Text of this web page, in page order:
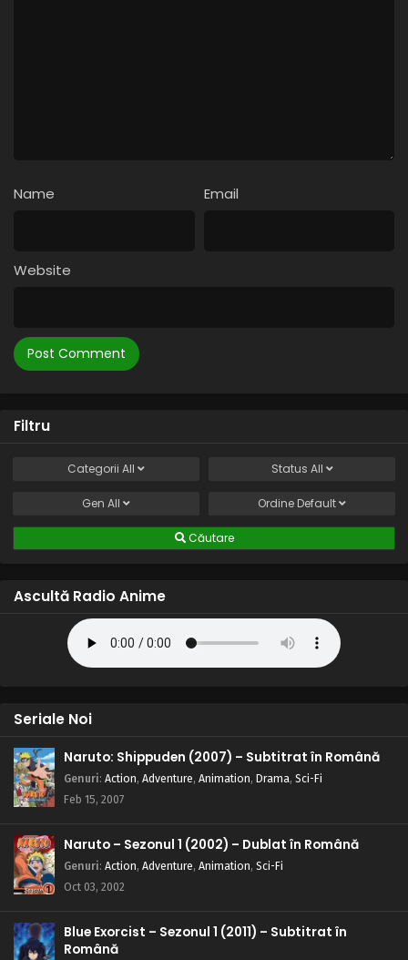
Name Email
Website
Filtru
Categorii All Status All
Gen All Ordine Default
Căutare
Ascultă Radio Anime
Seriale Noi
Naruto: Shippuden (2007) – Subtitrat în Română
Genuri: Action, Adventure, Animation, Drama, Sci-Fi
Feb 15, 2007
Naruto – Sezonul 1 (2002) – Dublat în Română
Genuri: Action, Adventure, Animation, Sci-Fi
Oct 03, 2002
Blue Exorcist – Sezonul 1 (2011) – Subtitrat în
Română